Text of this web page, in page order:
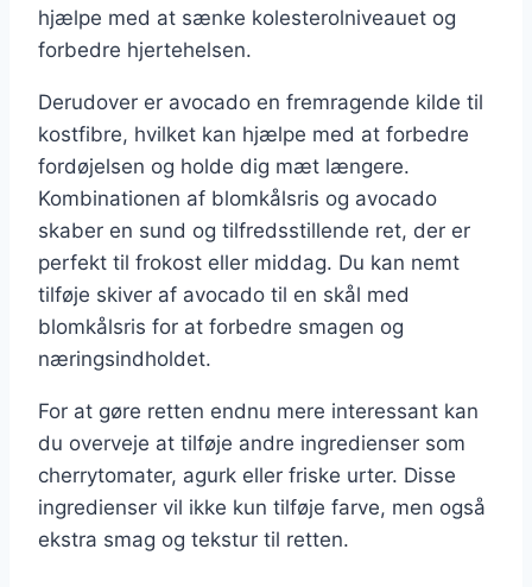
hjælpe med at sænke kolesterolniveauet og
forbedre hjertehelsen.
Derudover er avocado en fremragende kilde til
kostfibre, hvilket kan hjælpe med at forbedre
fordøjelsen og holde dig mæt længere.
Kombinationen af blomkålsris og avocado
skaber en sund og tilfredsstillende ret, der er
perfekt til frokost eller middag. Du kan nemt
tilføje skiver af avocado til en skål med
blomkålsris for at forbedre smagen og
næringsindholdet.
For at gøre retten endnu mere interessant kan
du overveje at tilføje andre ingredienser som
cherrytomater, agurk eller friske urter. Disse
ingredienser vil ikke kun tilføje farve, men også
ekstra smag og tekstur til retten.